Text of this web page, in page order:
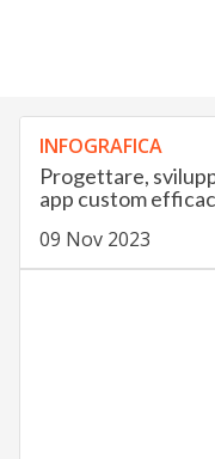
INFOGRAFICA
Progettare,
app custom
09 Nov 2023